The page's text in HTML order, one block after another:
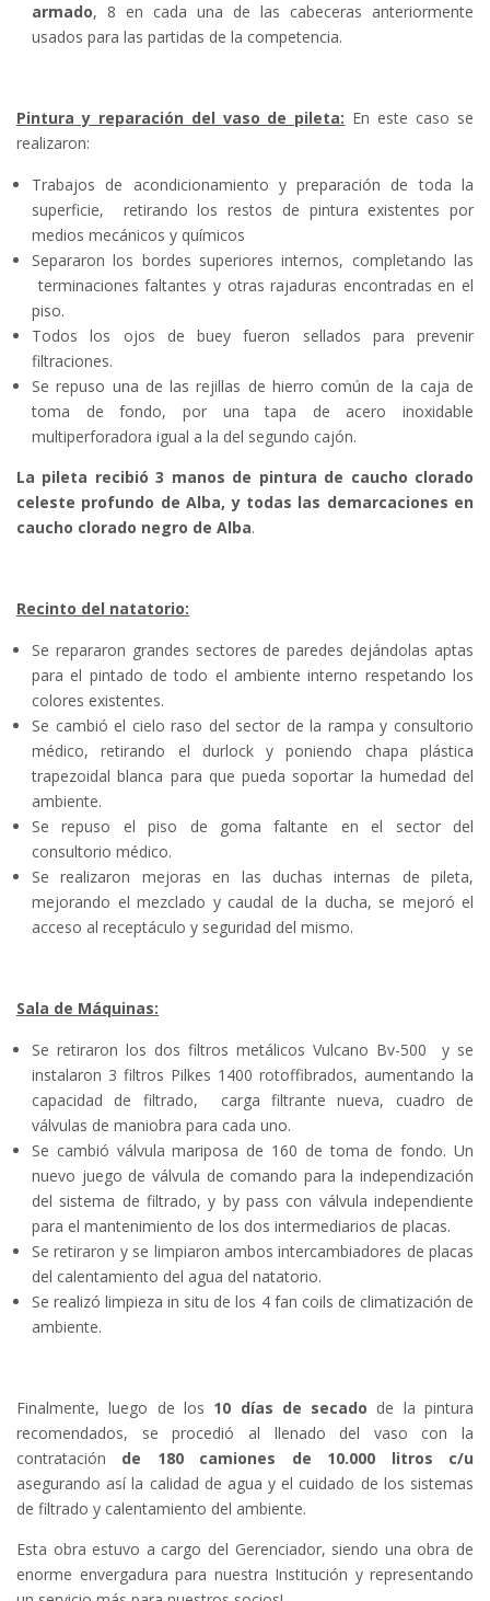
armado, 8 en cada una de las cabeceras anteriormente
usados para las partidas de la competencia.
Pintura y reparación del vaso de pileta: En este caso se
realizaron:
Trabajos de acondicionamiento y preparación de toda la
superficie, retirando los restos de pintura existentes por
medios mecánicos y químicos
Separaron los bordes superiores internos, completando las
terminaciones faltantes y otras rajaduras encontradas en el
piso.
Todos los ojos de buey fueron sellados para prevenir
filtraciones.
Se repuso una de las rejillas de hierro común de la caja de
toma de fondo, por una tapa de acero inoxidable
multiperforadora igual a la del segundo cajón.
La pileta recibió 3 manos de pintura de caucho clorado
celeste profundo de Alba, y todas las demarcaciones en
caucho clorado negro de Alba.
Recinto del natatorio:
Se repararon grandes sectores de paredes dejándolas aptas
para el pintado de todo el ambiente interno respetando los
colores existentes.
Se cambió el cielo raso del sector de la rampa y consultorio
médico, retirando el durlock y poniendo chapa plástica
trapezoidal blanca para que pueda soportar la humedad del
ambiente.
Se repuso el piso de goma faltante en el sector del
consultorio médico.
Se realizaron mejoras en las duchas internas de pileta,
mejorando el mezclado y caudal de la ducha, se mejoró el
acceso al receptáculo y seguridad del mismo.
Sala de Máquinas:
Se retiraron los dos filtros metálicos Vulcano Bv-500 y se
instalaron 3 filtros Pilkes 1400 rotoffibrados, aumentando la
capacidad de filtrado, carga filtrante nueva, cuadro de
válvulas de maniobra para cada uno.
Se cambió válvula mariposa de 160 de toma de fondo. Un
nuevo juego de válvula de comando para la independización
del sistema de filtrado, y by pass con válvula independiente
para el mantenimiento de los dos intermediarios de placas.
Se retiraron y se limpiaron ambos intercambiadores de placas
del calentamiento del agua del natatorio.
Se realizó limpieza in situ de los 4 fan coils de climatización de
ambiente.
Finalmente, luego de los 10 días de secado de la pintura
recomendados, se procedió al llenado del vaso con la
contratación de 180 camiones de 10.000 litros c/u
asegurando así la calidad de agua y el cuidado de los sistemas
de filtrado y calentamiento del ambiente.
Esta obra estuvo a cargo del Gerenciador, siendo una obra de
enorme envergadura para nuestra Institución y representando